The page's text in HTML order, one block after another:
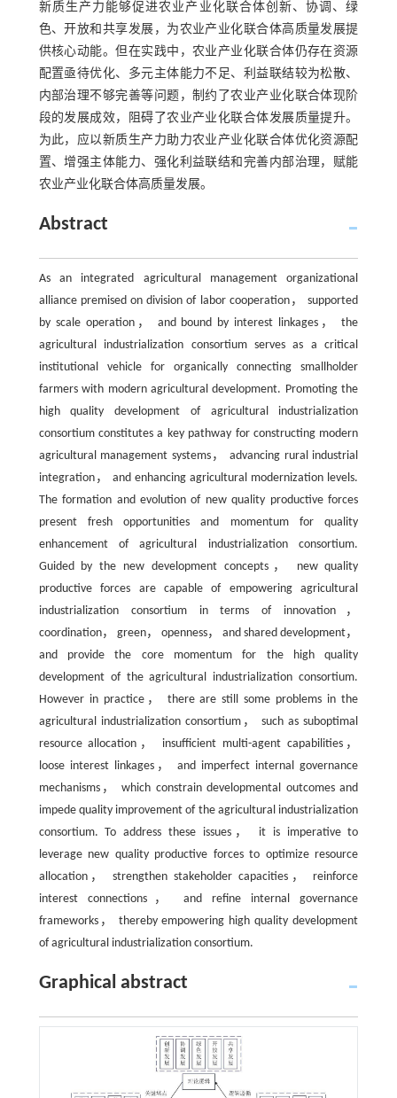
新质生产力能够促进农业产业化联合体创新、协调、绿
色、开放和共享发展，为农业产业化联合体高质量发展提
供核心动能。但在实践中，农业产业化联合体仍存在资源
配置亟待优化、多元主体能力不足、利益联结较为松散、
内部治理不够完善等问题，制约了农业产业化联合体现阶
段的发展成效，阻碍了农业产业化联合体发展质量提升。
为此，应以新质生产力助力农业产业化联合体优化资源配
置、增强主体能力、强化利益联结和完善内部治理，赋能
农业产业化联合体高质量发展。
Abstract
As an integrated agricultural management organizational
alliance premised on division of labor cooperation， supported
by scale operation， and bound by interest linkages， the
agricultural industrialization consortium serves as a critical
institutional vehicle for organically connecting smallholder
farmers with modern agricultural development. Promoting the
high quality development of agricultural industrialization
consortium constitutes a key pathway for constructing modern
agricultural management systems， advancing rural industrial
integration， and enhancing agricultural modernization levels.
The formation and evolution of new quality productive forces
present fresh opportunities and momentum for quality
enhancement of agricultural industrialization consortium.
Guided by the new development concepts， new quality
productive forces are capable of empowering agricultural
industrialization consortium in terms of innovation，
coordination， green， openness， and shared development，
and provide the core momentum for the high quality
development of the agricultural industrialization consortium.
However in practice， there are still some problems in the
agricultural industrialization consortium， such as suboptimal
resource allocation， insufficient multi-agent capabilities，
loose interest linkages， and imperfect internal governance
mechanisms， which constrain developmental outcomes and
impede quality improvement of the agricultural industrialization
consortium. To address these issues， it is imperative to
leverage new quality productive forces to optimize resource
allocation， strengthen stakeholder capacities， reinforce
interest connections， and refine internal governance
frameworks， thereby empowering high quality development
of agricultural industrialization consortium.
Graphical abstract